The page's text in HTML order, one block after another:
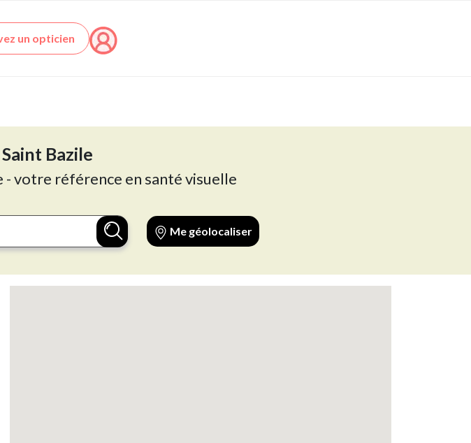
un opticien
Bazile
- votre référence en santé visuelle
Me géolocaliser